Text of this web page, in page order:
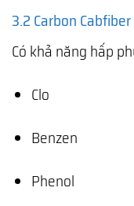
3.2 Carbon
Có khả năng hấp
Clo
Benzen
Phenol